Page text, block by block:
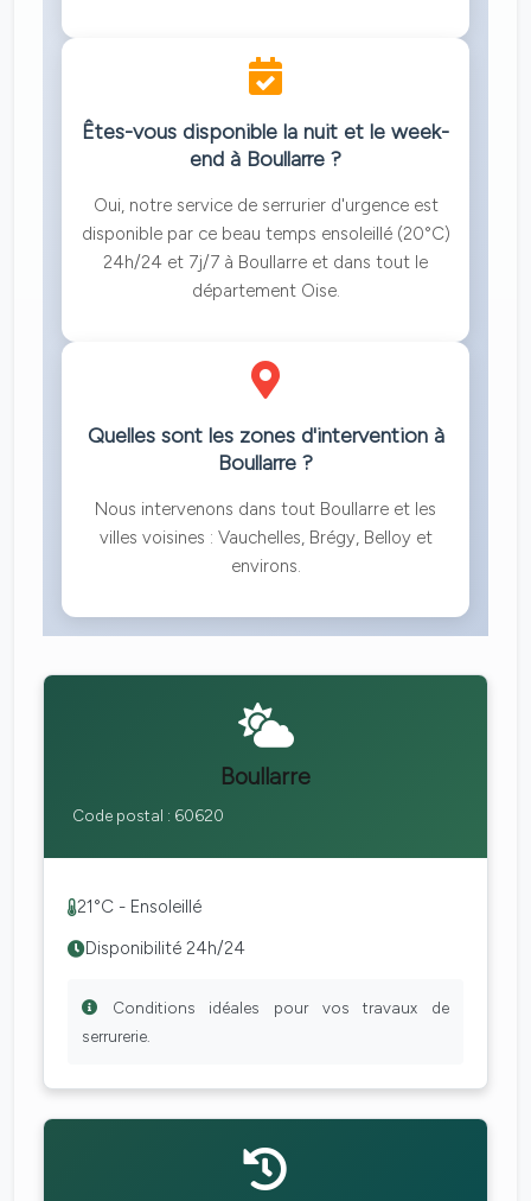
Êtes-vous disponible la nuit et le week-
end à Boullarre ?
Oui, notre service de serrurier d'urgence est
disponible par ce beau temps ensoleillé (20°C)
24h/24 et 7j/7 à Boullarre et dans tout le
département Oise.
Quelles sont les zones d'intervention à
Boullarre ?
Nous intervenons dans tout Boullarre et les
villes voisines : Vauchelles, Brégy, Belloy et
environs.
Boullarre
Code postal : 60620
21°C - Ensoleillé
Disponibilité 24h/24
Conditions idéales pour vos travaux de
serrurerie.